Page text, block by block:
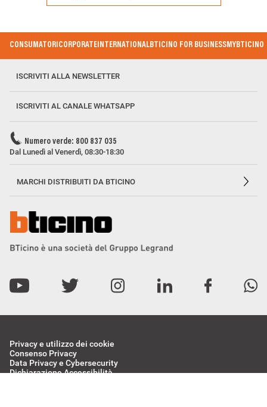
Footer
CONSUMATORICORPORATEINTERNATIONALBTICINO FOR BUSINESSMYBTICINO
ISCRIVITI ALLA NEWSLETTER
ISCRIVITI AL CANALE WHATSAPP
Numero verde: 800 837 035
Dal Lunedì al Venerdì, 08:30-18:30
MARCHI DISTRIBUITI DA BTICINO
Privacy e utilizzo dei cookie
Consenso Privacy
Data Privacy e Cybersecurity
Dichiarazione Accessibilità